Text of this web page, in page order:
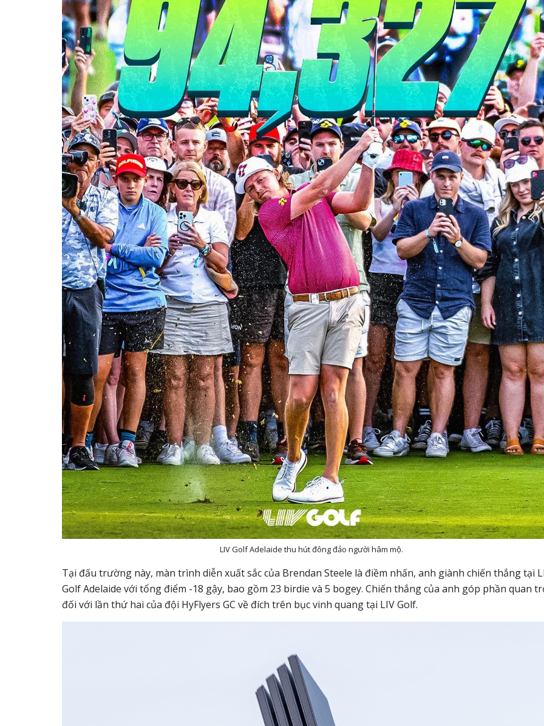
LIV Golf Adelaide thu hút đông đảo người hâm mộ.
Tại đấu trường này, màn trình diễn xuất sắc của Brendan Steele là điềm nhấn, anh giành chiến thắng tại
Golf Adelaide với tổng điểm -18 gậy, bao gồm 23 birdie và 5 bogey. Chiến thắng của anh góp phần quan
đối với lần thứ hai của đội HyFlyers GC về đích trên bục vinh quang tại LIV Golf.